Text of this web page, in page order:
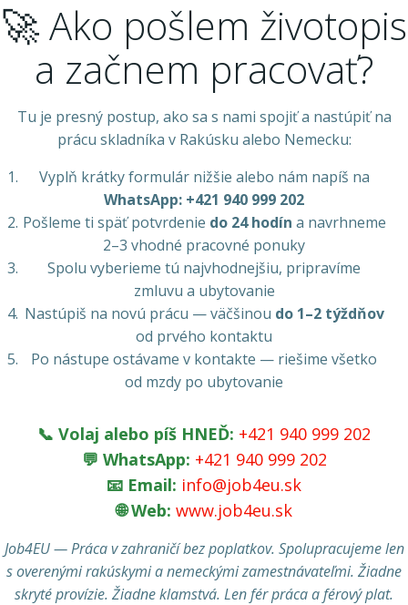
🚀 Ako pošlem životopis
a začnem pracovať?
Tu je presný postup, ako sa s nami spojiť a nastúpiť na
prácu skladníka v Rakúsku alebo Nemecku:
Vyplň krátky formulár nižšie alebo nám napíš na
WhatsApp: +421 940 999 202
Pošleme ti späť potvrdenie do 24 hodín a navrhneme
2–3 vhodné pracovné ponuky
Spolu vyberieme tú najvhodnejšiu, pripravíme
zmluvu a ubytovanie
Nastúpiš na novú prácu — väčšinou do 1–2 týždňov
od prvého kontaktu
Po nástupe ostávame v kontakte — riešime všetko
od mzdy po ubytovanie
📞 Volaj alebo píš HNEĎ: +421 940 999 202
💬 WhatsApp: +421 940 999 202
📧 Email: info@job4eu.sk
🌐 Web: www.job4eu.sk
Job4EU — Práca v zahraničí bez poplatkov. Spolupracujeme len
s overenými rakúskymi a nemeckými zamestnávateľmi. Žiadne
skryté provízie. Žiadne klamstvá. Len fér práca a férový plat.